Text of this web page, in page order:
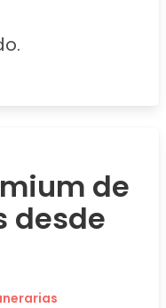
de
desde